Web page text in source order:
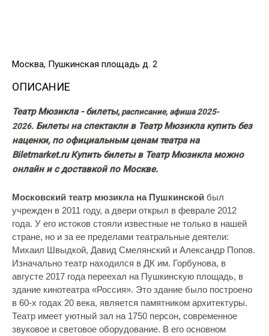
Москва, Пушкинская площадь д. 2
ОПИСАНИЕ
Театр Мюзикла - билеты,расписание, афиша 2025-
2026. Билеты на спектакли в Театр Мюзикла купить без
наценки, по официальным ценам театра на
Biletmarket.ru Купить билеты в Театр Мюзикла можно
онлайн и с доставкой по Москве.
Московский театр мюзикла на Пушкинской был
учрежден в 2011 году, а двери открыл в феврале 2012
года. У его истоков стояли известные не только в нашей
стране, но и за ее пределами театральные деятели:
Михаил Швыдкой, Давид Смелянский и Александр Попов.
Изначально театр находился в ДК им. Горбунова, в
августе 2017 года переехал на Пушкинскую площадь, в
здание кинотеатра «Россия». Это здание было построено
в 60-х годах 20 века, является памятником архитектуры.
Театр имеет уютный зал на 1750 персон, современное
звуковое и световое оборудование. В его основном